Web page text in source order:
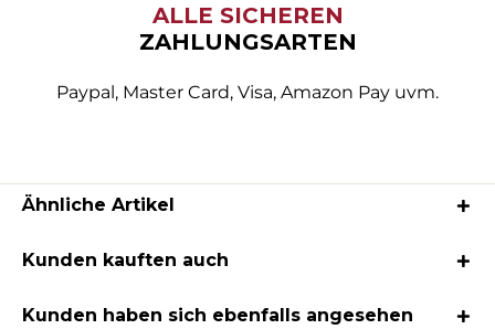
ALLE SICHEREN
ZAHLUNGSARTEN
Paypal, Master Card, Visa, Amazon Pay uvm.
Ähnliche Artikel
Kunden kauften auch
Kunden haben sich ebenfalls angesehen